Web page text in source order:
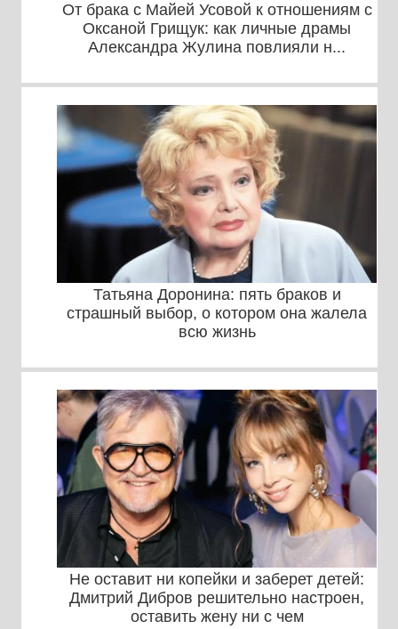
От брака с Майей Усовой к отношениям с
Оксаной Грищук: как личные драмы
Александра Жулина повлияли н...
Татьяна Доронина: пять браков и
страшный выбор, о котором она жалела
всю жизнь
Не оставит ни копейки и заберет детей:
Дмитрий Дибров решительно настроен,
оставить жену ни с чем